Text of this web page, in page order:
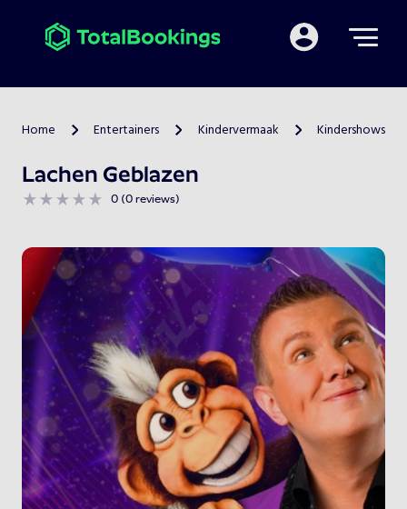
Mijn
Home > Entertainers > Kindervermaak > Kindershows
Lachen Geblazen
0 (0 reviews)